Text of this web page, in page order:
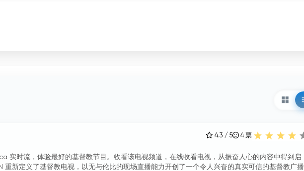
4.3 / 5 4票
实时流，体验最好的基督教节目。收看该电视频道，在线收看电视，从振奋人心的内容中得到启
重新定义了基督教电视，以无与伦比的现场直播能力开创了一个令人兴奋的真实可信的基督教广播